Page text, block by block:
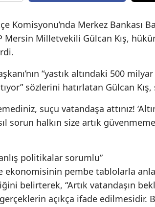
Komisyonu’nda Merkez Bankası
Mersin Milletvekili Gülcan Kış,
“yastık altındaki 500
sözlerini hatırlatan Gülcan
suçu vatandaşa attınız!
sorun halkın size artık
politikalar sorumlu”
ekonomisinin pembe tablolarla
belirterek, “Artık vatandaşın
açıkça ifade edilmesidir.